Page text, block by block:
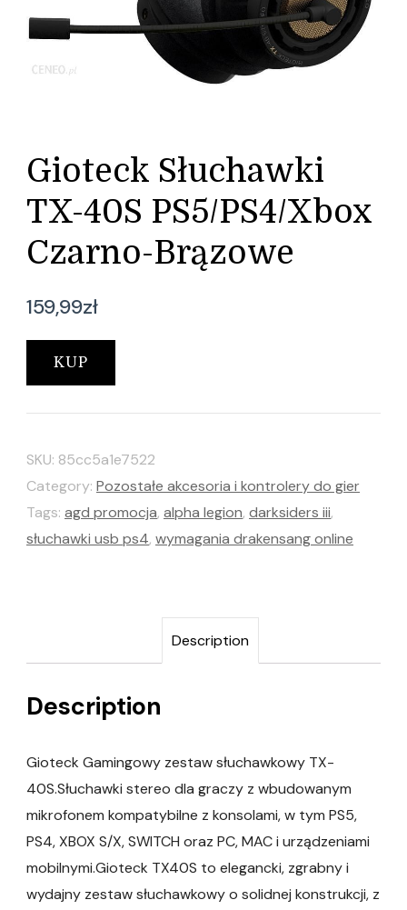
Gioteck Słuchawki
TX-40S PS5/PS4/Xbox
Czarno-Brązowe
159,99zł
KUP
SKU: 85cc5a1e7522
Category: Pozostałe akcesoria i kontrolery do gier
Tags: agd promocja, alpha legion, darksiders iii,
słuchawki usb ps4, wymagania drakensang online
Description
Description
Gioteck Gamingowy zestaw słuchawkowy TX-
40S.Słuchawki stereo dla graczy z wbudowanym
mikrofonem kompatybilne z konsolami, w tym PS5,
PS4, XBOX S/X, SWITCH oraz PC, MAC i urządzeniami
mobilnymi.Gioteck TX40S to elegancki, zgrabny i
wydajny zestaw słuchawkowy o solidnej konstrukcji, z